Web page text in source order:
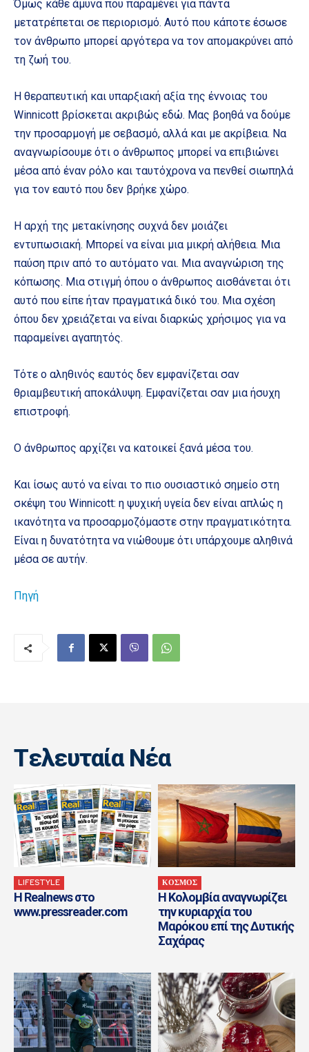
Όμως κάθε άμυνα που παραμένει για πάντα
μετατρέπεται σε περιορισμό. Αυτό που κάποτε έσωσε
τον άνθρωπο μπορεί αργότερα να τον απομακρύνει από
τη ζωή του.
Η θεραπευτική και υπαρξιακή αξία της έννοιας του
Winnicott βρίσκεται ακριβώς εδώ. Μας βοηθά να δούμε
την προσαρμογή με σεβασμό, αλλά και με ακρίβεια. Να
αναγνωρίσουμε ότι ο άνθρωπος μπορεί να επιβιώνει
μέσα από έναν ρόλο και ταυτόχρονα να πενθεί σιωπηλά
για τον εαυτό που δεν βρήκε χώρο.
Η αρχή της μετακίνησης συχνά δεν μοιάζει
εντυπωσιακή. Μπορεί να είναι μια μικρή αλήθεια. Μια
παύση πριν από το αυτόματο ναι. Μια αναγνώριση της
κόπωσης. Μια στιγμή όπου ο άνθρωπος αισθάνεται ότι
αυτό που είπε ήταν πραγματικά δικό του. Μια σχέση
όπου δεν χρειάζεται να είναι διαρκώς χρήσιμος για να
παραμείνει αγαπητός.
Τότε ο αληθινός εαυτός δεν εμφανίζεται σαν
θριαμβευτική αποκάλυψη. Εμφανίζεται σαν μια ήσυχη
επιστροφή.
Ο άνθρωπος αρχίζει να κατοικεί ξανά μέσα του.
Και ίσως αυτό να είναι το πιο ουσιαστικό σημείο στη
σκέψη του Winnicott: η ψυχική υγεία δεν είναι απλώς η
ικανότητα να προσαρμοζόμαστε στην πραγματικότητα.
Είναι η δυνατότητα να νιώθουμε ότι υπάρχουμε αληθινά
μέσα σε αυτήν.
Πηγή
Tελευταία Nέα
LIFESTYLE
Η Realnews στο
www.pressreader.com
ΚΟΣΜΟΣ
Η Κολομβία αναγνωρίζει
την κυριαρχία του
Μαρόκου επί της Δυτικής
Σαχάρας